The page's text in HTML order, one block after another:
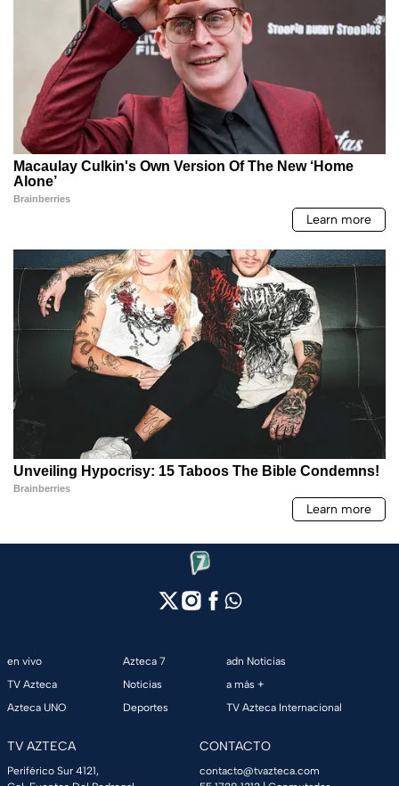
en vivo
TV Azteca
Azteca UNO
Azteca 7
Noticias
Deportes
adn Noticias
a más +
TV Azteca Internacional
TV AZTECA
Periférico Sur 4121,
CONTACTO
contacto@tvazteca.com